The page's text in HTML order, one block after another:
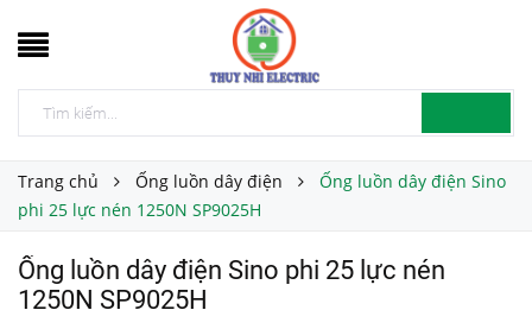
Trang chủ Ống luồn dây điện
Ống luồn dây điện Sino
phi 25 lực nén 1250N SP9025H
Ống luồn dây điện Sino phi 25 lực nén
1250N SP9025H